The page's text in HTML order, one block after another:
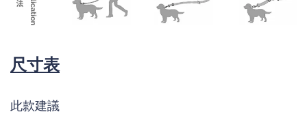
尺寸表
此款建議